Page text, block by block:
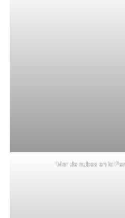
Mar de nubes en la